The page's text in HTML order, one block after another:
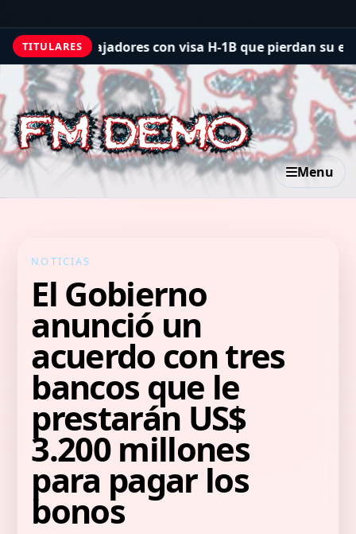
TITULAREScon visa H-1B que pierdan su empleo
Menu
NOTICIAS
El Gobierno
anunció un
acuerdo con tres
bancos que le
prestarán US$
3.200 millones
para pagar los
bonos